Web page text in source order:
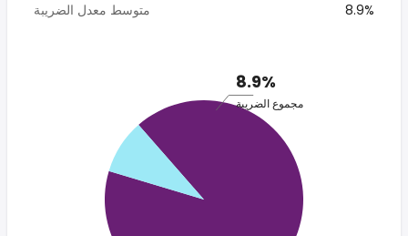
متوسط معدل الضريبة
8.9%
8.9%
مجموع الضريبة